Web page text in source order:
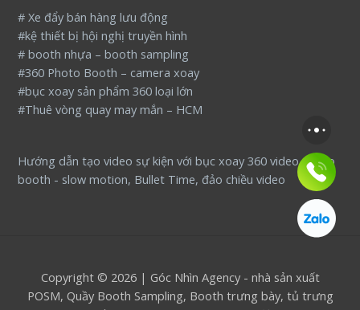
# Xe đẩy bán hàng lưu động
#kệ thiết bị hội nghị truyền hình
# booth nhựa – booth sampling
#360 Photo Booth – camera xoay
#bục xoay sản phẩm 360 loại lớn
#Thuê vòng quay may mắn – HCM
Hướng dẫn tạo video sự kiện với bục xoay 360 video photo
booth - slow motion, Bullet Time, đảo chiều video
Copyright © 2026 | Góc Nhìn Agency - nhà sản xuất
POSM, Quầy Booth Sampling, Booth trưng bày, tủ trưng